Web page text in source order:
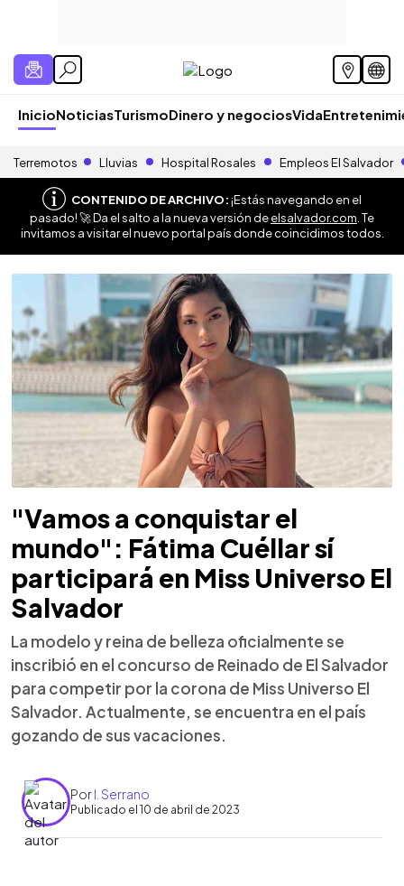
InicioNoticiasTurismoDinero y negociosVida
Terremotos Lluvias Hospital Rosales Empleos El Salvador
CONTENIDO DE ARCHIVO:¡Estás navegando en el
pasado! 🚀 Da el salto a la nueva versión deelsalvador.com . Te
invitamos a visitar el nuevo portal país donde coincidimos todos.
"Vamos a conquistar el
mundo": Fátima Cuéllar sí
participará en Miss Universo El
Salvador
La modelo y reina de belleza oficialmente se
inscribió en el concurso de Reinado de El Salvador
para competir por la corona de Miss Universo El
Salvador. Actualmente, se encuentra en el país
gozando de sus vacaciones.
PorI. Serrano
Publicado el 10 de abril de 2023